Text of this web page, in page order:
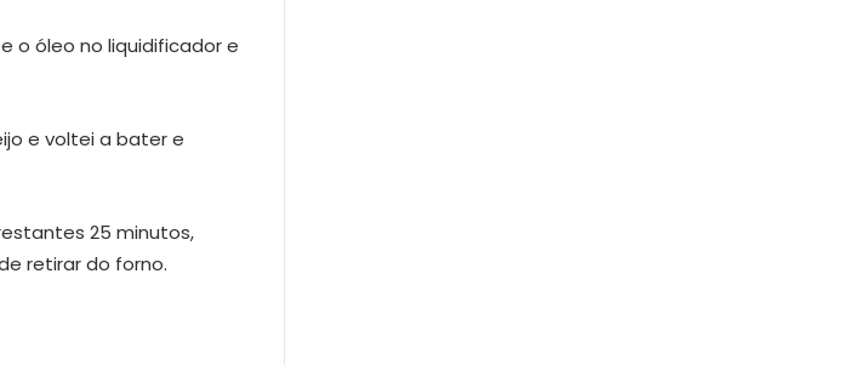
o óleo no liquidificador e
e voltei a bater e
25 minutos,
retirar do forno.